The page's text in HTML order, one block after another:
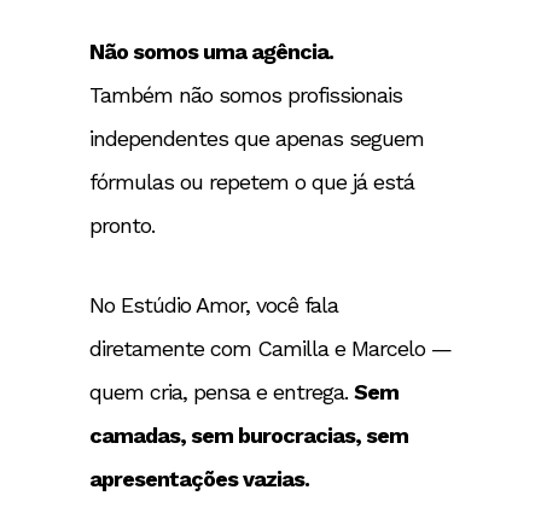
Não somos uma agência.
Também não somos profissionais
independentes que apenas seguem
fórmulas ou repetem o que já está
pronto.
No Estúdio Amor, você fala
diretamente com Camilla e Marcelo —
quem cria, pensa e entrega. Sem
camadas, sem burocracias, sem
apresentações vazias.